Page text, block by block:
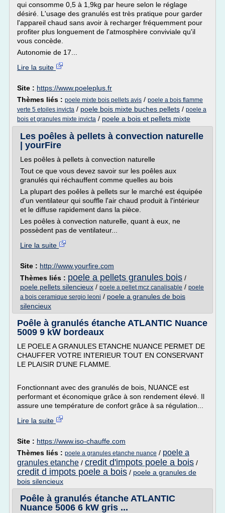
qui consomme 0,5 à 1,9kg par heure selon le réglage
désiré. L'usage des granulés est très pratique pour garder
l'appareil chaud sans avoir à recharger fréquemment pour
profiter plus longuement de l'atmosphère conviviale qu'il
vous concède.
Autonomie de 17...
Lire la suite
Site : https://www.poeleplus.fr
Thèmes liés : poele mixte bois pellets avis / poele a bois flamme
verte 5 etoiles invicta / poele bois mixte buches pellets / poele a
bois et granules mixte invicta / poele a bois et pellets mixte
Les poêles à pellets à convection naturelle
| yourFire
Les poêles à pellets à convection naturelle
Tout ce que vous devez savoir sur les poêles aux
granulés qui réchauffent comme quelles au bois
La plupart des poêles à pellets sur le marché est équipée
d'un ventilateur qui souffle l'air chaud produit à l'intérieur
et le diffuse rapidement dans la pièce.
Les poêles à convection naturelle, quant à eux, ne
possèdent pas de ventilateur...
Lire la suite
Site : http://www.yourfire.com
Thèmes liés : poele a pellets granules bois /
poele pellets silencieux / poele a pellet mcz canalisable / poele
a bois ceramique sergio leoni / poele a granules de bois
silencieux
Poêle à granulés étanche ATLANTIC Nuance
5009 9 kW bordeaux
LE POELE A GRANULES ETANCHE NUANCE PERMET DE
CHAUFFER VOTRE INTERIEUR TOUT EN CONSERVANT
LE PLAISIR D'UNE FLAMME.
Fonctionnant avec des granulés de bois, NUANCE est
performant et économique grâce à son rendement élevé. Il
assure une température de confort grâce à sa régulation...
Lire la suite
Site : https://www.iso-chauffe.com
Thèmes liés : poele a granules etanche nuance / poele a
granules etanche / credit d'impots poele a bois /
credit d impots poele a bois / poele a granules de
bois silencieux
Poêle à granulés étanche ATLANTIC
Nuance 5006 6 kW gris ...